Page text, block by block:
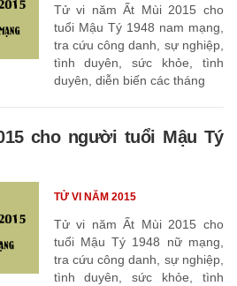
Tử vi năm Ất Mùi 2015 cho
tuổi Mậu Tý 1948 nam mạng,
tra cứu công danh, sự nghiệp,
tình duyên, sức khỏe, tình
duyên, diễn biến các tháng
cho người tuổi Mậu Tý
Tử vi năm Ất Mùi 2015 cho
tuổi Mậu Tý 1948 nữ mạng,
tra cứu công danh, sự nghiệp,
tình duyên, sức khỏe, tình
TỬ VI NĂM 2015